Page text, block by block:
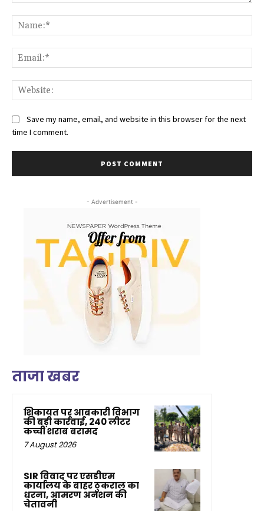
Save my name, email, and website in this browser for the next
time I comment.
- Advertisement -
ताजा खबर
शिकायत पर आबकारी विभाग
की बड़ी कार्रवाई, 240 लीटर
कच्ची शराब बरामद
7 August 2026
SIR विवाद पर एसडीएम
कार्यालय के बाहर ठुकराल का
धरना, आमरण अनशन की
चेतावनी